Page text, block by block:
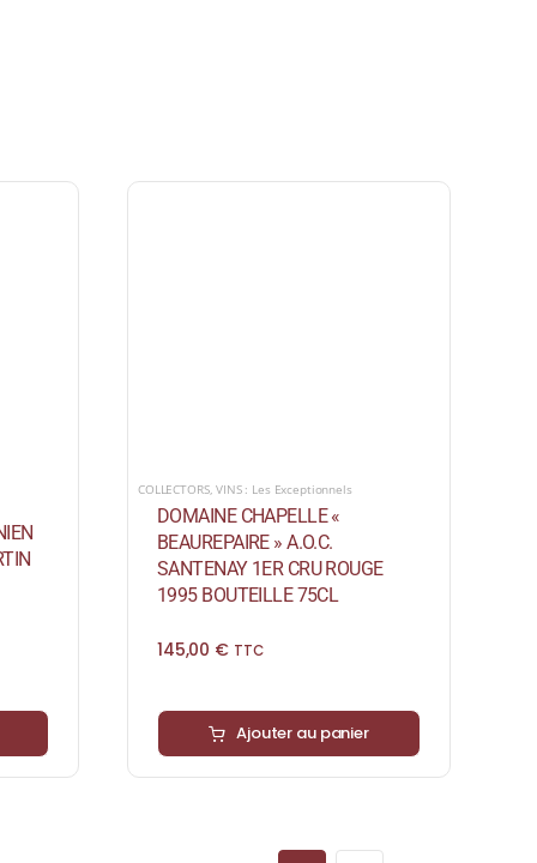
COLLECTORS,VINS : Les Exceptionnels
DOMAINE CHAPELLE «
BEAUREPAIRE » A.O.C.
SANTENAY 1ER CRU ROUGE
1995 BOUTEILLE 75CL
145,00 € TTC
Ajouter au panier